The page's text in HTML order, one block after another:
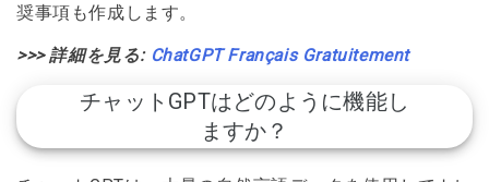
奨事項も作成します。
>>> 詳細を見る: ChatGPT Français Gratuitement
チャットGPTはどのように機能し
ますか？